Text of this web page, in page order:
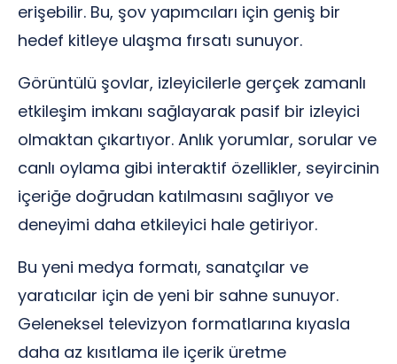
erişebilir. Bu, şov yapımcıları için geniş bir
hedef kitleye ulaşma fırsatı sunuyor.
Görüntülü şovlar, izleyicilerle gerçek zamanlı
etkileşim imkanı sağlayarak pasif bir izleyici
olmaktan çıkartıyor. Anlık yorumlar, sorular ve
canlı oylama gibi interaktif özellikler, seyircinin
içeriğe doğrudan katılmasını sağlıyor ve
deneyimi daha etkileyici hale getiriyor.
Bu yeni medya formatı, sanatçılar ve
yaratıcılar için de yeni bir sahne sunuyor.
Geleneksel televizyon formatlarına kıyasla
daha az kısıtlama ile içerik üretme